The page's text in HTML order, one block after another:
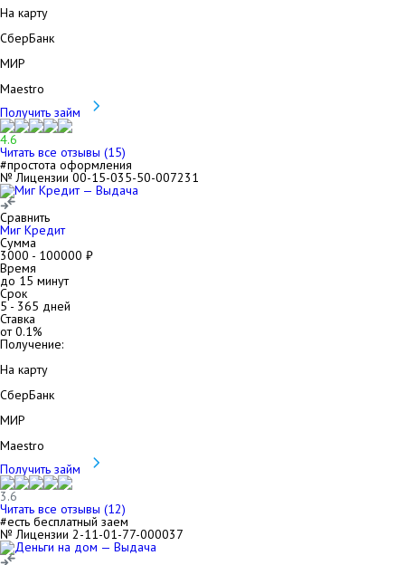
На карту
СберБанк
МИР
Maestro
Получить займ
4.6
Читать все отзывы (15)
#простота оформления
№ Лицензии 00-15-035-50-007231
Сравнить
Миг Кредит
Сумма
3000 - 100000 ₽
Время
до 15 минут
Срок
5- 365 дней
Ставка
от0.1%
Получение:
На карту
СберБанк
МИР
Maestro
Получить займ
3.6
Читать все отзывы (12)
#есть бесплатный заем
№ Лицензии 2-11-01-77-000037